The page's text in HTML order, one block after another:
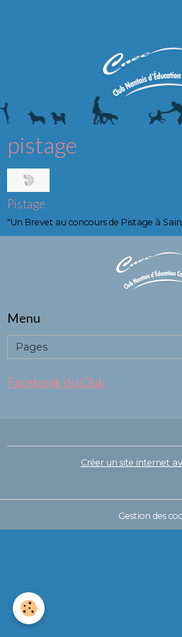
pistage
Pistage
"Un Brevet au concours de Pistage à
Menu
Facebook du Club
Créer un site internet
Gestion des